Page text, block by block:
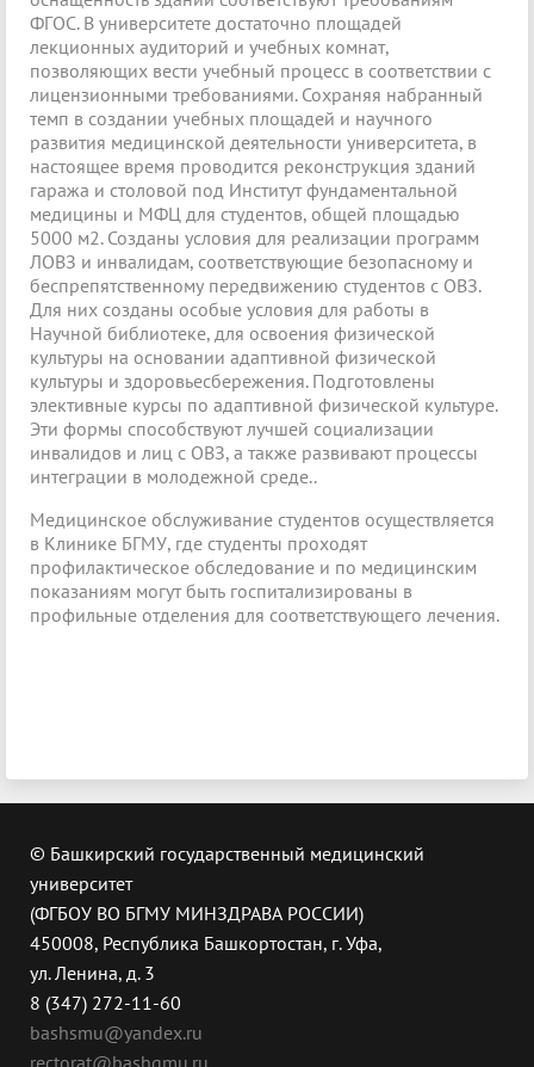
ФГОС. В университете достаточно площадей
лекционных аудиторий и учебных комнат,
позволяющих вести учебный процесс в соответствии с
лицензионными требованиями. Сохраняя набранный
темп в создании учебных площадей и научного
развития медицинской деятельности университета, в
настоящее время проводится реконструкция зданий
гаража и столовой под Институт фундаментальной
медицины и МФЦ для студентов, общей площадью
5000 м2. Созданы условия для реализации программ
ЛОВЗ и инвалидам, соответствующие безопасному и
беспрепятственному передвижению студентов с ОВЗ.
Для них созданы особые условия для работы в
Научной библиотеке, для освоения физической
культуры на основании адаптивной физической
культуры и здоровьесбережения. Подготовлены
элективные курсы по адаптивной физической культуре.
Эти формы способствуют лучшей социализации
инвалидов и лиц с ОВЗ, а также развивают процессы
интеграции в молодежной среде..
Медицинское обслуживание студентов осуществляется
в Клинике БГМУ, где студенты проходят
профилактическое обследование и по медицинским
показаниям могут быть госпитализированы в
профильные отделения для соответствующего лечения.
© Башкирский государственный медицинский
университет
(ФГБОУ ВО БГМУ МИНЗДРАВА РОССИИ)
450008, Республика Башкортостан, г. Уфа,
ул. Ленина, д. 3
8 (347) 272-11-60
bashsmu@yandex.ru
rectorat@bashgmu.ru